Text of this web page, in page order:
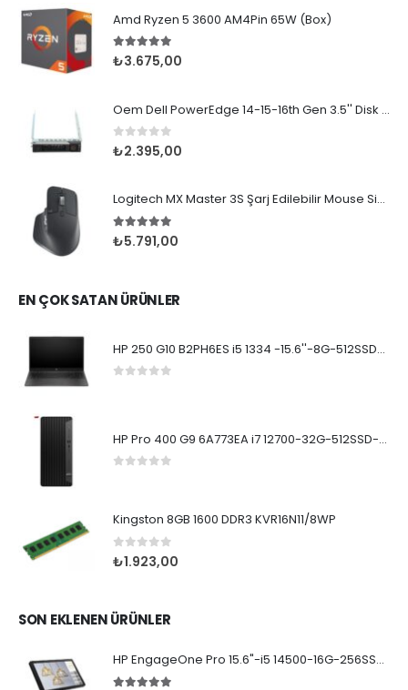
Amd Ryzen 5 3600 AM4Pin 65W (Box)
5.005 üzerinden
₺3.675,00
Oem Dell PowerEdge 14-15-16th Gen 3.5'' Disk Kızağ
0 5 üzerinden
₺2.395,00
Logitech MX Master 3S Şarj Edilebilir Mouse Siyah
5.005 üzerinden
₺5.791,00
EN ÇOK SATAN ÜRÜNLER
HP 250 G10 B2PH6ES i5 1334 -15.6''-8G-512SSD-Dos
HP Pro 400 G9 6A773EA i7 12700-32G-512SSD-W11Pro
Kingston 8GB 1600 DDR3 KVR16N11/8WP
0 5 üzerinden
₺1.923,00
SON EKLENEN ÜRÜNLER
HP EngageOne Pro 15.6"-i5 14500-16G-256SSD-OST W11